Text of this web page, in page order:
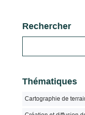
Rechercher
Thématiques
Cartographie de